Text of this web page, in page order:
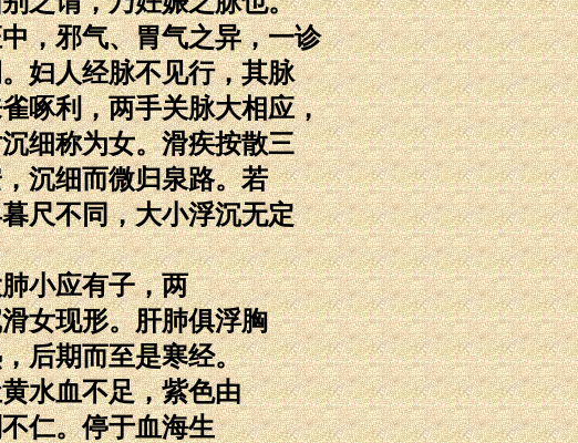
，邪气、胃气之异，一诊
妇人经脉不见行，其脉
啄利，两手关脉大相应，
细称为女。滑疾按散三
沉细而微归泉路。若
尺不同，大小浮沉无定
小应有子，两
女现形。肝肺俱浮胸
后期而至是寒经。
水血不足，紫色由
仁。停于血海生